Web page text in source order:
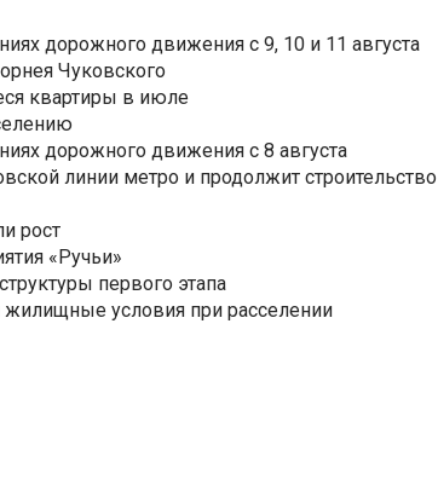
дорожного движения с 9, 10 и 11 августа
Чуковского
квартиры в июле
дорожного движения с 8 августа
линии метро и продолжит строительство
рост
«Ручьи»
первого этапа
жилищные условия при расселении